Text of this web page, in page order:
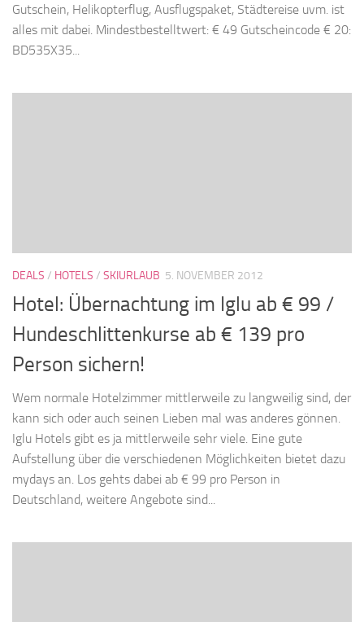
Gutschein, Helikopterflug, Ausflugspaket, Städtereise uvm. ist
alles mit dabei. Mindestbestelltwert: € 49 Gutscheincode € 20:
BD535X35...
DEALS / HOTELS / SKIURLAUB 5. NOVEMBER 2012
Hotel: Übernachtung im Iglu ab € 99 /
Hundeschlittenkurse ab € 139 pro
Person sichern!
Wem normale Hotelzimmer mittlerweile zu langweilig sind, der
kann sich oder auch seinen Lieben mal was anderes gönnen.
Iglu Hotels gibt es ja mittlerweile sehr viele. Eine gute
Aufstellung über die verschiedenen Möglichkeiten bietet dazu
mydays an. Los gehts dabei ab € 99 pro Person in
Deutschland, weitere Angebote sind...